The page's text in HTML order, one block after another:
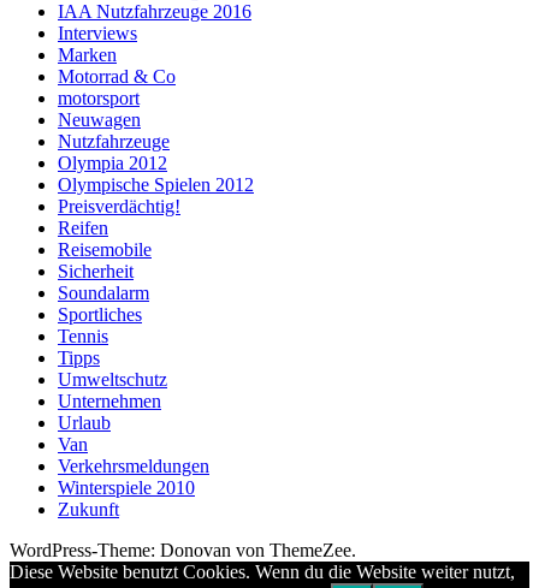
IAA Nutzfahrzeuge 2016
Interviews
Marken
Motorrad & Co
motorsport
Neuwagen
Nutzfahrzeuge
Olympia 2012
Olympische Spielen 2012
Preisverdächtig!
Reifen
Reisemobile
Sicherheit
Soundalarm
Sportliches
Tennis
Tipps
Umweltschutz
Unternehmen
Urlaub
Van
Verkehrsmeldungen
Winterspiele 2010
Zukunft
WordPress-Theme: Donovan von ThemeZee.
Diese Website benutzt Cookies. Wenn du die Website weiter nutzt,